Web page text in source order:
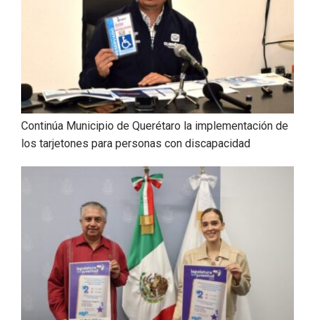
Continúa Municipio de Querétaro la implementación de
los tarjetones para personas con discapacidad